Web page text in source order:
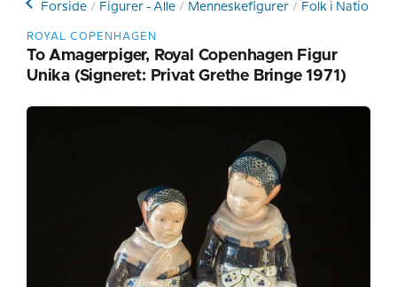
Forside Figurer - Alle Menneskefigurer Folk i
ROYAL COPENHAGEN
To Amagerpiger, Royal Copenhagen Figur
Unika (Signeret: Privat Grethe Bringe 1971)